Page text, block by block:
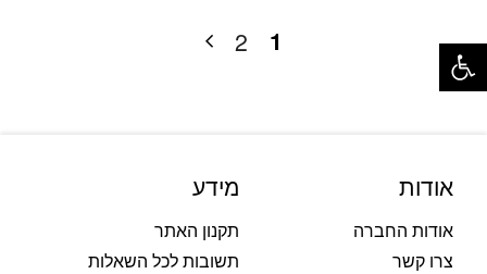
1
2
אודות
אודות החברה
צרו קשר
מידע
תקנון האתר
תשובות לכל השאלות
פתח סרגל נגישות